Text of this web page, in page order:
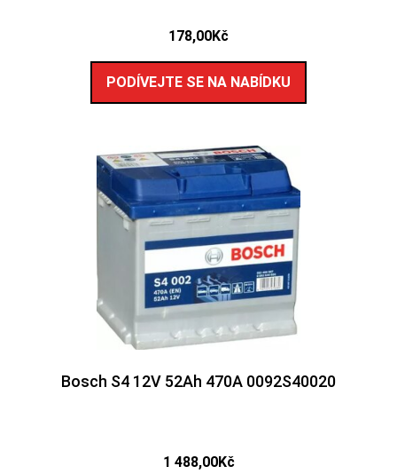
178,00Kč
PODÍVEJTE SE NA NABÍDKU
Bosch S4 12V 52Ah 470A 0092S40020
1 488,00Kč